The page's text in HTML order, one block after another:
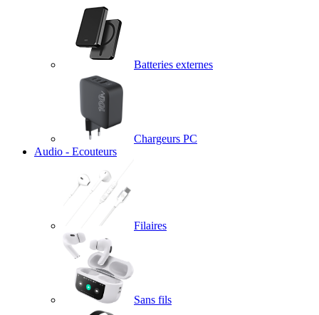
Batteries externes
Chargeurs PC
Audio - Ecouteurs
Filaires
Sans fils